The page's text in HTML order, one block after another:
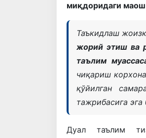
миқдоридаги маош
Таъкидлаш
жорий этиш ва
таълим
чиқариш
қўйилган
тажрибасига
Дуал таълим